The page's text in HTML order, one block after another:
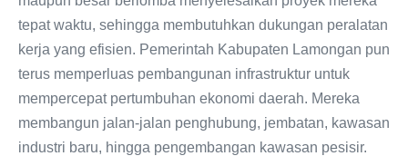
tepat waktu, sehingga membutuhkan dukungan peralatan
kerja yang efisien. Pemerintah Kabupaten Lamongan pun
terus memperluas pembangunan infrastruktur untuk
mempercepat pertumbuhan ekonomi daerah. Mereka
membangun jalan-jalan penghubung, jembatan, kawasan
industri baru, hingga pengembangan kawasan pesisir.